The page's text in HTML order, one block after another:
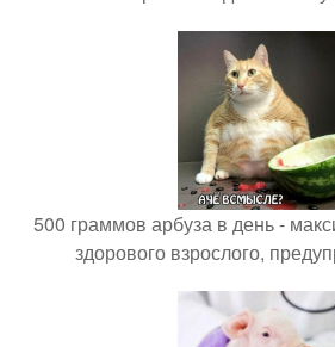
500 граммов арбуза в день -
здорового взрослого,